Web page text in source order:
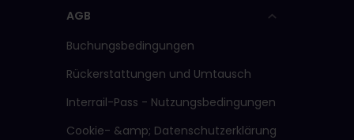
AGB
Buchungsbedingungen
Rückerstattungen und Umtausch
Interrail-Pass - Nutzungsbedingungen
Cookie- &amp; Datenschutzerklärung